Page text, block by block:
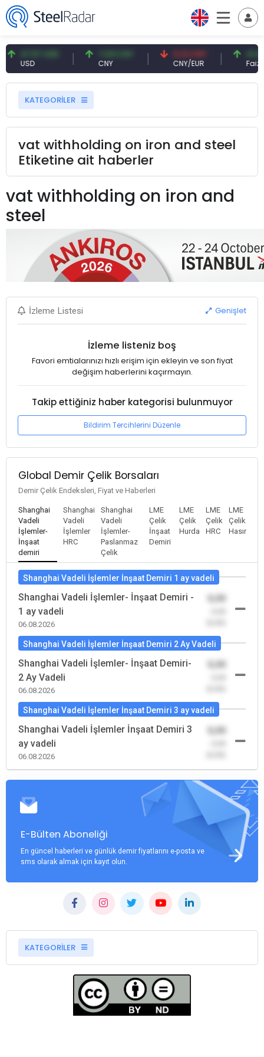
47,57 USD
USD
7,09 CNY
CNY
0,13 CNY
CNY/EUR
41,54
Faiz
KATEGORİLER
vat withholding on iron and steel
Etiketine ait haberler
vat withholding on iron and
steel
İzleme Listesi Genişlet
İzleme listeniz boş
Favori emtialarınızı hızlı erişim için ekleyin ve son fiyat
değişim haberlerini kaçırmayın.
Takip ettiğiniz haber kategorisi bulunmuyor
Bildirim Tercihlerini Düzenle
Global Demir Çelik Borsaları
Demir Çelik Endeksleri, Fiyat ve Haberleri
Shanghai
Vadeli
İşlemler-
İnşaat
demiri
Shanghai
Vadeli
İşlemler
HRC
Shanghai
Vadeli
İşlemler-
Paslanmaz
Çelik
LME
Çelik
İnşaat
Demiri
LME
Çelik
Hurda
LME
Çelik
HRC
LME
Çelik
Hasır
Shanghai Vadeli İşlemler İnşaat Demiri 1 ay vadeli
Shanghai Vadeli İşlemler- İnşaat Demiri -
1 ay vadeli
06.08.2026
0,00
Shanghai Vadeli İşlemler İnşaat Demiri 2 Ay Vadeli
Shanghai Vadeli İşlemler- İnşaat Demiri-
2 Ay Vadeli
06.08.2026
0,00
Shanghai Vadeli İşlemler İnşaat Demiri 3 ay vadeli
Shanghai Vadeli İşlemler İnşaat Demiri 3
ay vadeli
06.08.2026
0,00
E-Bülten Aboneliği
En güncel haberleri ve günlük demir fiyatlarını e-posta ve
sms olarak almak için kayıt olun.
KATEGORİLER